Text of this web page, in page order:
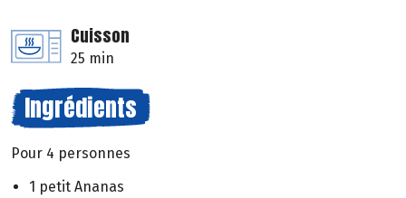
Cuisson
25 min
Ingrédients
Pour 4 personnes
1 petit Ananas